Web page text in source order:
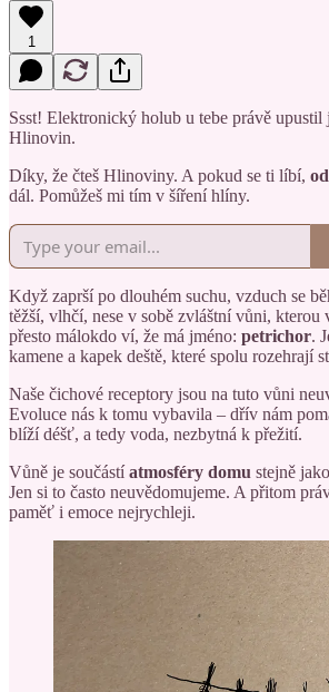
1
Ssst! Elektronický holub u tebe právě upustil
Hlinovin.
Díky, že čteš Hlinoviny. A pokud se ti líbí,
dál. Pomůžeš mi tím v šíření hlíny.
Když zaprší po dlouhém suchu, vzduch se
těžší, vlhčí, nese v sobě zvláštní vůni, kterou
přesto málokdo ví, že má jméno: petrichor.
kamene a kapek deště, které spolu rozehrají
Naše čichové receptory jsou na tuto vůni
Evoluce nás k tomu vybavila – dřív nám
blíží déšť, a tedy voda, nezbytná k přežití.
Vůně je součástíatmosféry domu stejně
Jen si to často neuvědomujeme. A přitom
paměť i emoce nejrychleji.